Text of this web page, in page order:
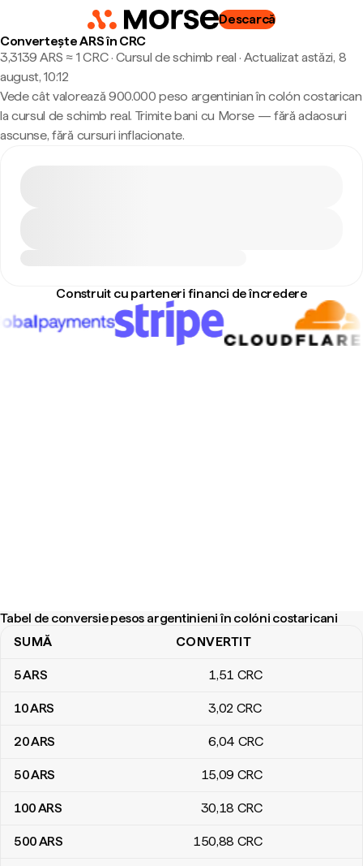
Descarcă
Convertește ARS în CRC
3,3139 ARS ≈ 1 CRC · Cursul de schimb real · Actualizat astăzi, 8
august, 10:12
Vede cât valorează 900.000 peso argentinian în colón costarican
la cursul de schimb real. Trimite bani cu Morse — fără adaosuri
ascunse, fără cursuri inflacionate.
Construit cu parteneri financi de încredere
Tabel de conversie pesos argentinieni în colóni costaricani
Tabel de conversie pesos argentinieni în colóni costaricani
SUMĂ CONVERTIT
5ARS 1,51 CRC
10ARS 3,02 CRC
20ARS 6,04 CRC
50ARS 15,09 CRC
100ARS 30,18 CRC
500ARS 150,88 CRC